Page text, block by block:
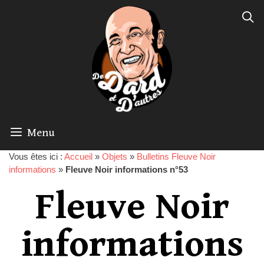
Menu
Vous êtes ici : Accueil » Objets » Bulletins Fleuve Noir
informations » Fleuve Noir informations n°53
Fleuve Noir
informations